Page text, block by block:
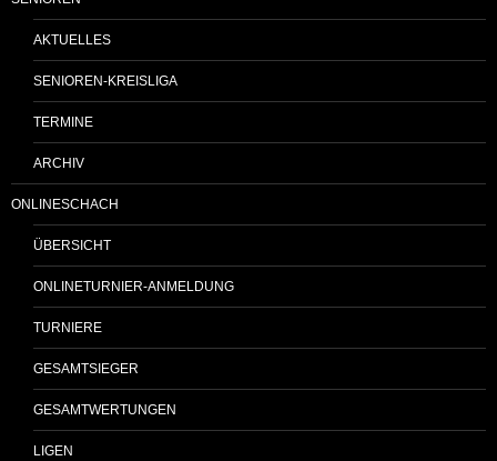
AKTUELLES
SENIOREN-KREISLIGA
TERMINE
ARCHIV
ONLINESCHACH
ÜBERSICHT
ONLINETURNIER-ANMELDUNG
TURNIERE
GESAMTSIEGER
GESAMTWERTUNGEN
LIGEN